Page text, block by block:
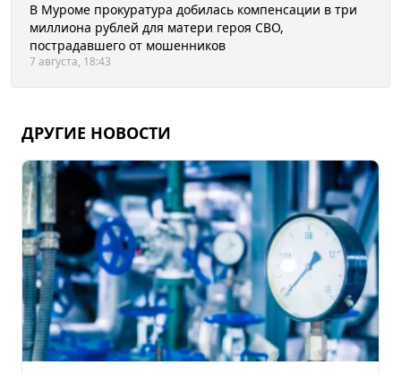
В Муроме прокуратура добилась компенсации в три
миллиона рублей для матери героя СВО,
пострадавшего от мошенников
7 августа, 18:43
ДРУГИЕ НОВОСТИ